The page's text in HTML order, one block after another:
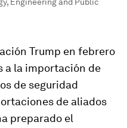
Trump en febrero
a la importación de
de seguridad
de aliados
preparado el